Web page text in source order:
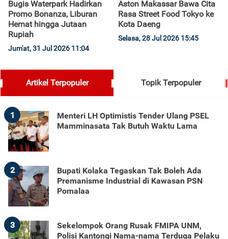
Bugis Waterpark Hadirkan
Promo Bonanza, Liburan
Hemat hingga Jutaan
Rupiah
Jum'at, 31 Jul 2026 11:04
Aston Makassar Bawa Cita
Rasa Street Food Tokyo ke
Kota Daeng
Selasa, 28 Jul 2026 15:45
Artikel Terpopuler Topik Terpopuler
1
Menteri LH Optimistis Tender Ulang PSEL
Mamminasata Tak Butuh Waktu Lama
2
Bupati Kolaka Tegaskan Tak Boleh Ada
Premanisme Industrial di Kawasan PSN
Pomalaa
3
Sekelompok Orang Rusak FMIPA UNM,
Polisi Kantongi Nama-nama Terduga Pelaku